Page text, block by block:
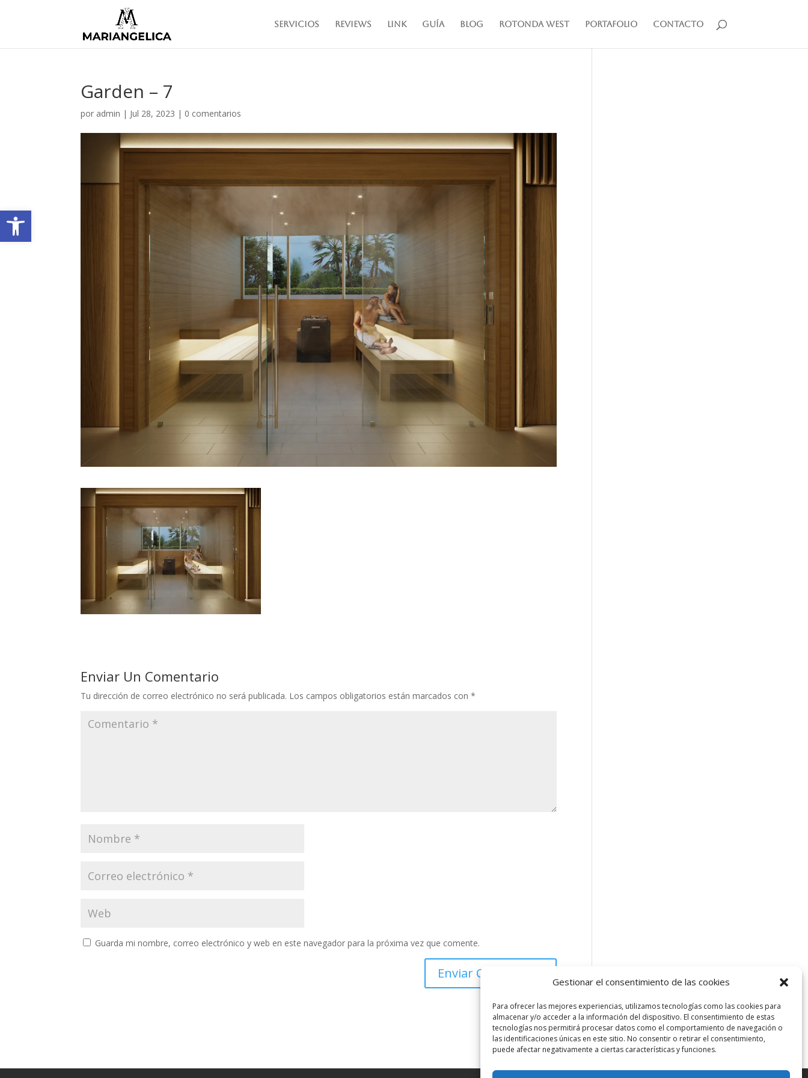
Abrir barra de herramientas
Gestionar el consentimiento de las cookies
Para ofrecer las mejores experiencias, utilizamos tecnologías como las cookies para
almacenar y/o acceder a la información del dispositivo. El consentimiento de estas
tecnologías nos permitirá procesar datos como el comportamiento de navegación o
las identificaciones únicas en este sitio. No consentir o retirar el consentimiento,
puede afectar negativamente a ciertas características y funciones.
Servicios Reviews Link Guía Blog Rotonda West Portafolio Contacto
Garden – 7
por admin | Jul 28, 2023 | 0 comentarios
Enviar Un Comentario
Tu dirección de correo electrónico no será publicada. Los campos obligatorios están marcados con*
Guarda mi nombre, correo electrónico y web en este navegador para la próxima vez que comente.